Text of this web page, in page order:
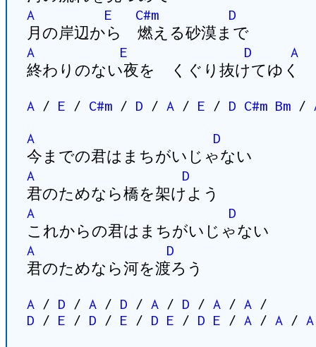
A
E C#m
D
月の岸辺から 燃える砂漠まで
A
E D
A
終わりのない夜を くぐり抜けてゆく
A/ E / C#m/ D / A/ E / D C#m Bm/
A
D
今までの君はまちがいじゃない
A
D
君のためなら橋を架けよう
A
D
これからの君はまちがいじゃない
A
D
君のためなら河を渡ろう
A/ D / A/ D / A/ D / A/ A/
D / E / D / E / D E / D E / A/ A/ A